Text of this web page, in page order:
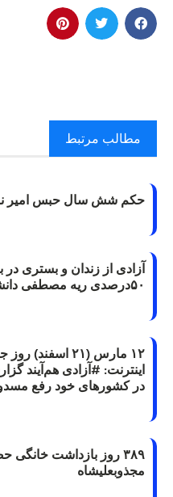
مطالب مرتبط
حکم شش سال حبس امیر
آزادی از زندان و بستری در
۵۰درصدی ریه مصطفی دانشجو
۱۲ مارس (۲۱
در کشورهای خود رفع
۳۸۹ روز بازداشت
مجذوبعلیشاه